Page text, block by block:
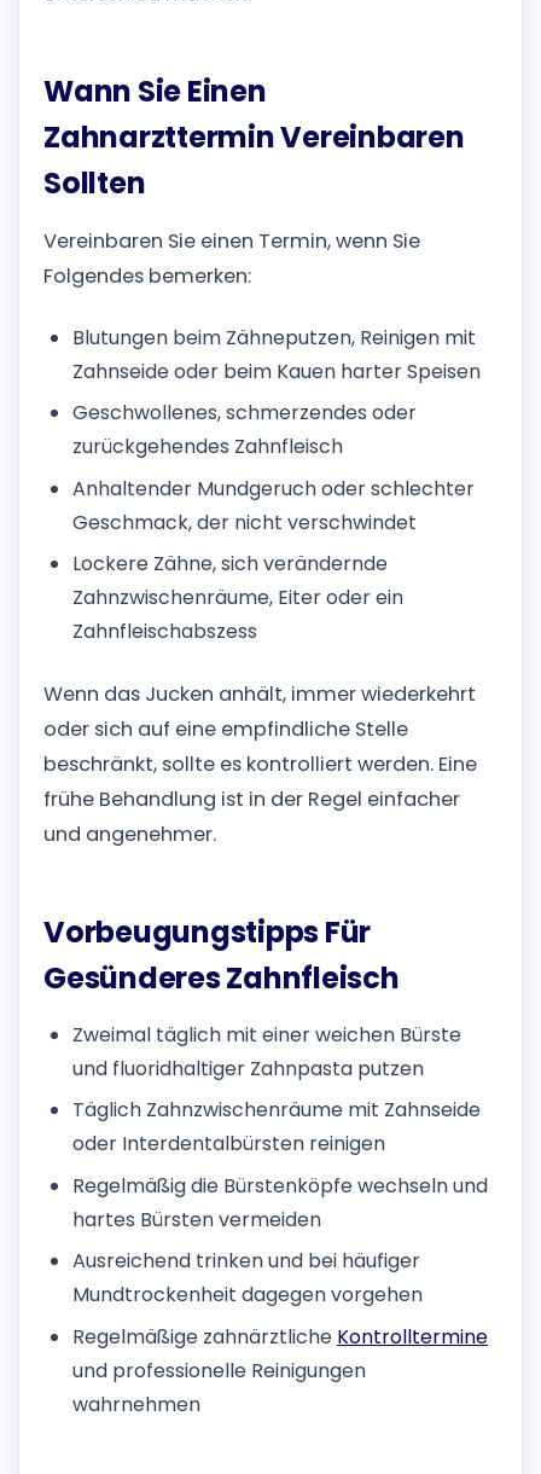
Wann Sie Einen
Zahnarzttermin Vereinbaren
Sollten
Vereinbaren Sie einen Termin, wenn Sie
Folgendes bemerken:
Blutungen beim Zähneputzen, Reinigen mit
Zahnseide oder beim Kauen harter Speisen
Geschwollenes, schmerzendes oder
zurückgehendes Zahnfleisch
Anhaltender Mundgeruch oder schlechter
Geschmack, der nicht verschwindet
Lockere Zähne, sich verändernde
Zahnzwischenräume, Eiter oder ein
Zahnfleischabszess
Wenn das Jucken anhält, immer wiederkehrt
oder sich auf eine empfindliche Stelle
beschränkt, sollte es kontrolliert werden. Eine
frühe Behandlung ist in der Regel einfacher
und angenehmer.
Vorbeugungstipps Für
Gesünderes Zahnfleisch
Zweimal täglich mit einer weichen Bürste
und fluoridhaltiger Zahnpasta putzen
Täglich Zahnzwischenräume mit Zahnseide
oder Interdentalbürsten reinigen
Regelmäßig die Bürstenköpfe wechseln und
hartes Bürsten vermeiden
Ausreichend trinken und bei häufiger
Mundtrockenheit dagegen vorgehen
Regelmäßige zahnärztliche Kontrolltermine
und professionelle Reinigungen
wahrnehmen